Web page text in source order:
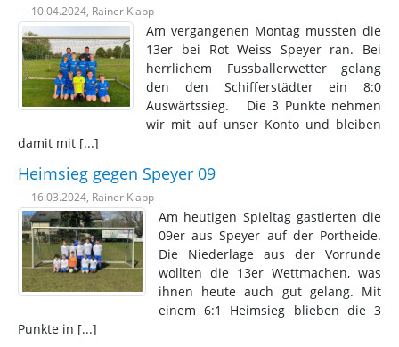
— 10.04.2024, Rainer Klapp
Am vergangenen Montag mussten die
13er bei Rot Weiss Speyer ran. Bei
herrlichem Fussballerwetter gelang
den den Schifferstädter ein 8:0
Auswärtssieg. Die 3 Punkte nehmen
wir mit auf unser Konto und bleiben
damit mit [...]
Heimsieg gegen Speyer 09
— 16.03.2024, Rainer Klapp
Am heutigen Spieltag gastierten die
09er aus Speyer auf der Portheide.
Die Niederlage aus der Vorrunde
wollten die 13er Wettmachen, was
ihnen heute auch gut gelang. Mit
einem 6:1 Heimsieg blieben die 3
Punkte in [...]